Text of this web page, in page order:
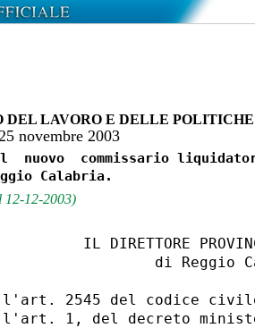
DEL LAVORO E DELLE
novembre 2003
nuovo  commissario
12-12-2003)
IL DIRETTORE
di Reggio
2545 del codice
1, del decreto